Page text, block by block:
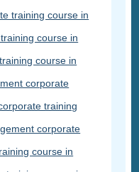
training course in
course in
course in
corporate
training
corporate
course in